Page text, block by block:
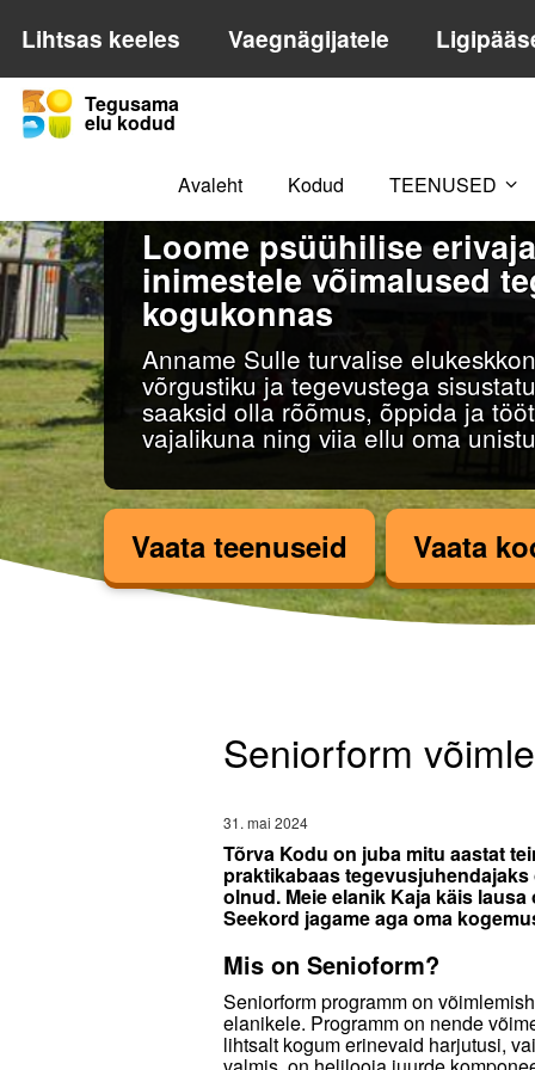
Lihtsas keeles Vaegnägijatele
Tegusama
elu kodud
Avaleht Kodud TEENUSED
Loome psüühilise
inimestele võimalused
kogukonnas
Anname Sulle turvalise
võrgustiku ja tegevustega
saaksid olla rõõmus, õppida ja
vajalikuna ning viia ellu oma
Vaata teenuseid Vaata
Seniorform
31. mai 2024
Tõrva Kodu on juba mitu aastat
praktikabaas
olnud. Meie elanik Kaja käis
Seekord jagame aga oma
Mis on Senioform?
Seniorform programm on
elanikele. Programm on nende
lihtsalt kogum erinevaid harjutusi,